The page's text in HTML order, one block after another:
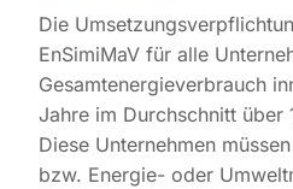
Die
EnSimiMaV für alle
Gesamtenergieverbrauch
Jahre im Durchschnitt über
Diese Unternehmen
bzw. Energie- oder